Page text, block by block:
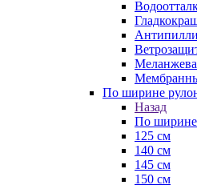
По ширине
Назад
По ширине
125 см
140 см
145 см
150 см